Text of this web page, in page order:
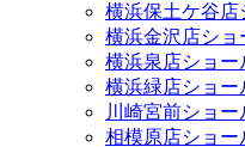
横浜保土ケ谷店
横浜金沢店ショ
横浜泉店ショー
横浜緑店ショー
川崎宮前ショー
相模原店ショー